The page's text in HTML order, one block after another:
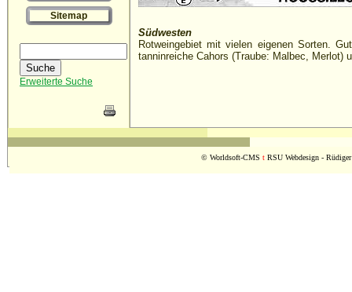
Sitemap
Erweiterte Suche
Südwesten
Rotweingebiet mit vielen eigenen Sorten.
tanninreiche Cahors (Traube: Malbec, Merlot)
© Worldsoft-CMS t RSU Webdesign -